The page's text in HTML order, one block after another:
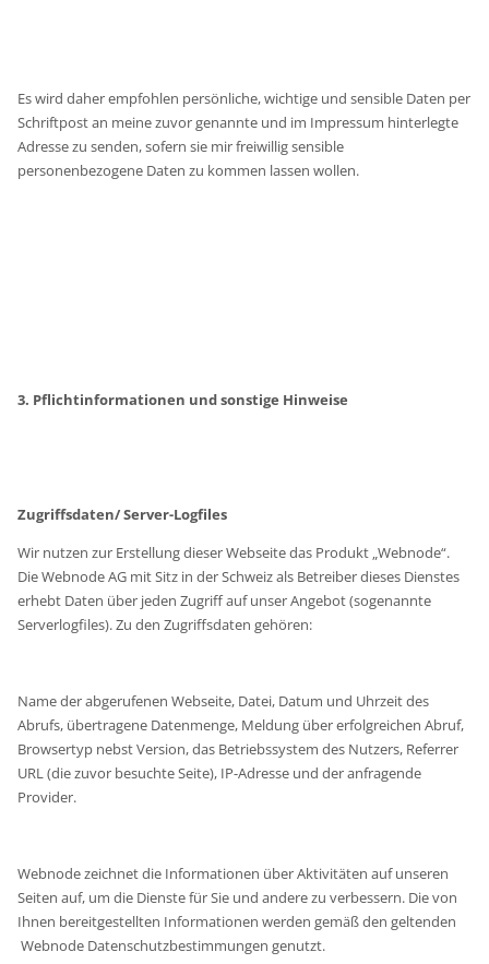
Es wird daher empfohlen persönliche, wichtige und sensible Daten per
Schriftpost an meine zuvor genannte und im Impressum hinterlegte
Adresse zu senden, sofern sie mir freiwillig sensible
personenbezogene Daten zu kommen lassen wollen.
3. Pflichtinformationen und sonstige Hinweise
Zugriffsdaten/ Server-Logfiles
Wir nutzen zur Erstellung dieser Webseite das Produkt „Webnode“.
Die Webnode AG mit Sitz in der Schweiz als Betreiber dieses Dienstes
erhebt Daten über jeden Zugriff auf unser Angebot (sogenannte
Serverlogfiles). Zu den Zugriffsdaten gehören:
Name der abgerufenen Webseite, Datei, Datum und Uhrzeit des
Abrufs, übertragene Datenmenge, Meldung über erfolgreichen Abruf,
Browsertyp nebst Version, das Betriebssystem des Nutzers, Referrer
URL (die zuvor besuchte Seite), IP-Adresse und der anfragende
Provider.
Webnode zeichnet die Informationen über Aktivitäten auf unseren
Seiten auf, um die Dienste für Sie und andere zu verbessern. Die von
Ihnen bereitgestellten Informationen werden gemäß den geltenden
Webnode Datenschutzbestimmungen genutzt.